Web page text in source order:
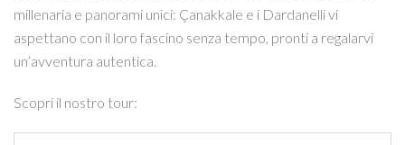
millenaria e panorami unici: Çanakkale e i Dardanelli vi
aspettano con il loro fascino senza tempo, pronti a regalarvi
un’avventura autentica.
Scopri il nostro tour: